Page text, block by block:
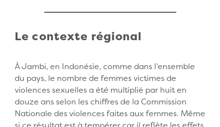
Le contexte régional
À Jambi, en Indonésie, comme dans l’ensemble
du pays, le nombre de femmes victimes de
violences sexuelles a été multiplié par huit en
douze ans selon les chiffres de la Commission
Nationale des violences faites aux femmes. Même
si ce résultat est à tempérer car il reflète les effets